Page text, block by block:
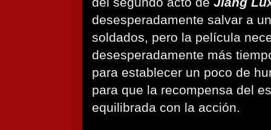
desesperadamente salvar a
soldados, pero la película
desesperadamente más
para establecer un poco de
para que la recompensa del
equilibrada con la acción.